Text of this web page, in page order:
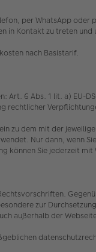
per WhatsApp
in Kontakt zu treten
nach Basistarif.
6 Abs. 1 lit. a) EU-
zu dem mit der
Nur dann, wenn
können Sie jederzeit
zur
außerhalb der